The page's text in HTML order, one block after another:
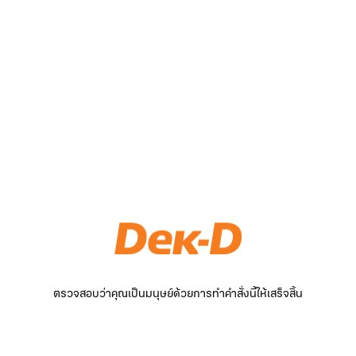
ตรวจสอบว่าคุณเป็นมนุษย์ด้วยการทำคำสั่งนี้ให้เสร็จสิ้น